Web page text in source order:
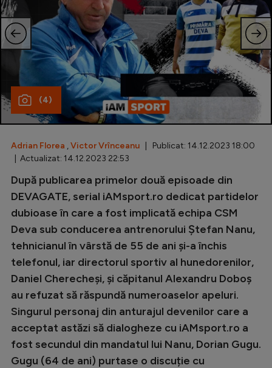
U21
Fotbal feminin
Special
Diverse
Inedit
Champions League
Europa League
Conference League
CM 2026
Premier League
LaLiga
Serie A
Bundesliga
(4)
Adrian Florea ,Victor Vrînceanu | Publicat: 14.12.2023 18:00
| Actualizat: 14.12.2023 22:53
După publicarea primelor două episoade din
DEVAGATE, serial iAMsport.ro dedicat partidelor
dubioase în care a fost implicată echipa CSM
Deva sub conducerea antrenorului Ștefan Nanu,
tehnicianul în vârstă de 55 de ani și-a închis
telefonul, iar directorul sportiv al hunedorenilor,
Daniel Cherecheși, și căpitanul Alexandru Doboș
au refuzat să răspundă numeroaselor apeluri.
Singurul personaj din anturajul devenilor care a
acceptat astăzi să dialogheze cu iAMsport.ro a
fost secundul din mandatul lui Nanu, Dorian Gugu.
Gugu (64 de ani) purtase o discuție cu